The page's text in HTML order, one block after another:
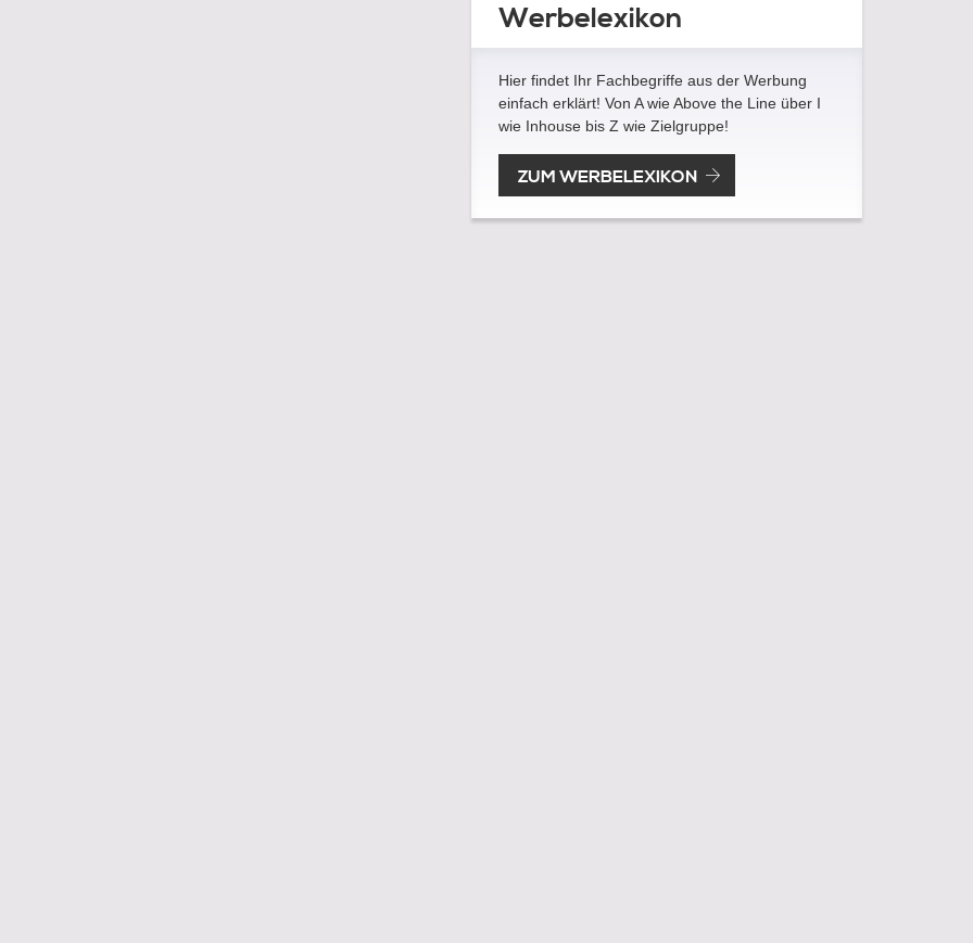
Werbelexikon
Hier findet Ihr Fachbegriffe aus der Werbung
einfach erklärt! Von A wie Above the Line über I
wie Inhouse bis Z wie Zielgruppe!
ZUM WERBELEXIKON